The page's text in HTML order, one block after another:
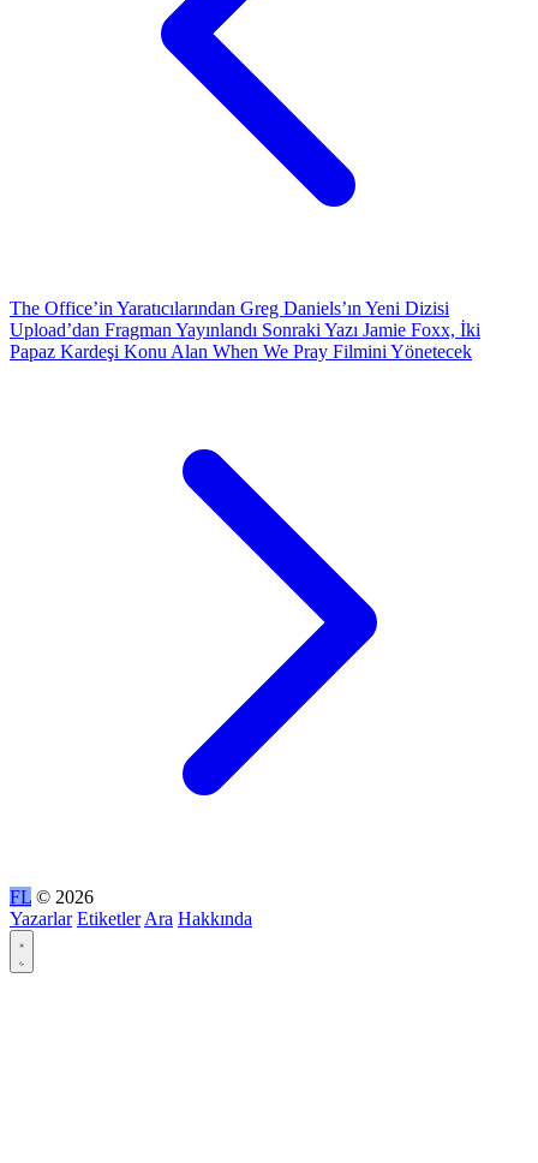
The Office’in Yaratıcılarından Greg Daniels’ın Yeni Dizisi
Upload’dan Fragman Yayınlandı Sonraki Yazı Jamie Foxx, İki
Papaz Kardeşi Konu Alan When We Pray Filmini Yönetecek
FL © 2026
Yazarlar Etiketler Ara Hakkında